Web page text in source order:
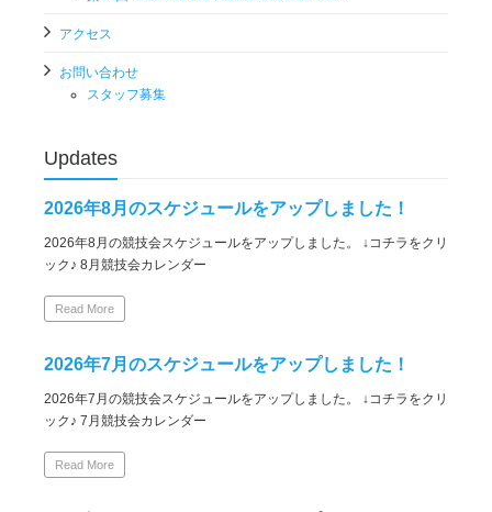
アクセス
お問い合わせ
スタッフ募集
Updates
2026年8月のスケジュールをアップしました！
2026年8月の競技会スケジュールをアップしました。 ↓コチラをクリ
ック♪ 8月競技会カレンダー
Read More
2026年7月のスケジュールをアップしました！
2026年7月の競技会スケジュールをアップしました。 ↓コチラをクリ
ック♪ 7月競技会カレンダー
Read More